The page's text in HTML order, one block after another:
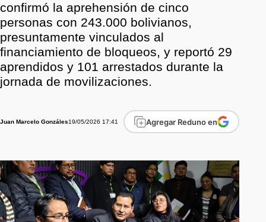
confirmó la aprehensión de cinco
personas con 243.000 bolivianos,
presuntamente vinculados al
financiamiento de bloqueos, y reportó 29
aprendidos y 101 arrestados durante la
jornada de movilizaciones.
Juan Marcelo Gonzáles19/05/2026 17:41 Agregar Reduno en